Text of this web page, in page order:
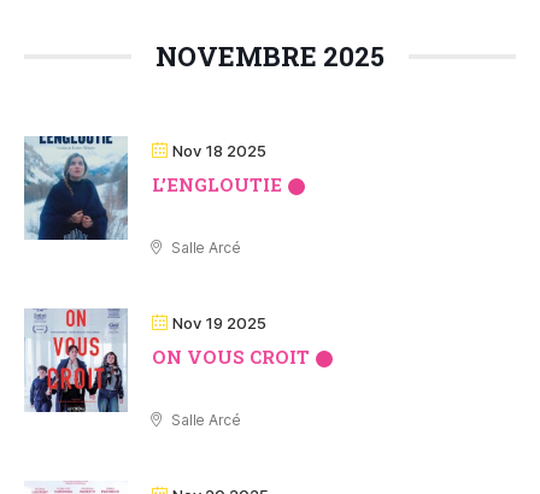
NOVEMBRE 2025
Nov 18 2025
LʼENGLOUTIE
Salle Arcé
Nov 19 2025
ON VOUS CROIT
Salle Arcé